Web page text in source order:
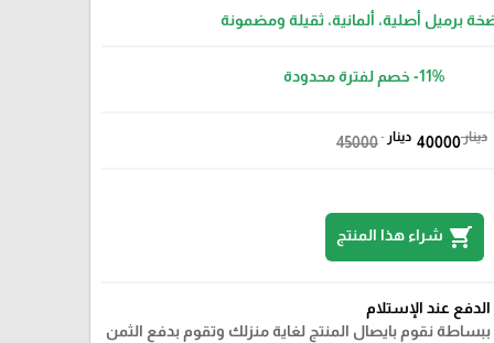
برميل أصلية، ألمانية، ثقيلة ومضمونة
-11%خصم لفترة محدودة
45000 دينار40000 دينار
shopping_cart شراء هذا المنتج
الدفع عند الإستلام
ببساطة نقوم بايصال المنتج لغاية منزلك وتقوم بدفع الثمن